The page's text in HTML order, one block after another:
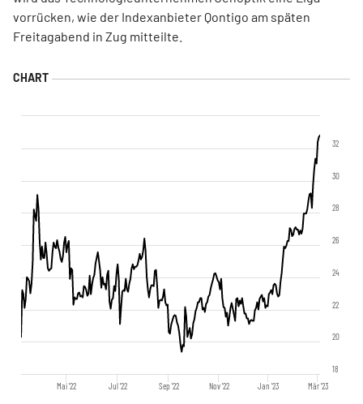
vorrücken, wie der Indexanbieter Qontigo am späten
Freitagabend in Zug mitteilte.
Mai '22 Jul '22 Sep '22 Nov '22 Jan '23 Mär '23
18
20
22
24
26
28
30
32